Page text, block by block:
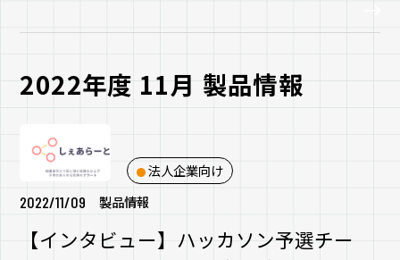
2022年度 11月 製品情報
法人企業向け
2022/11/09 製品情報
【インタビュー】ハッカソン予選チー